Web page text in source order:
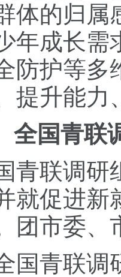
体的归属
年成长需
防护等多
提升能力
全国青联
青联调研
就促进新
团市委
国青联调